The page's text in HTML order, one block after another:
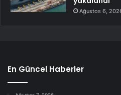
Ağustos 6,
En Güncel Haberler